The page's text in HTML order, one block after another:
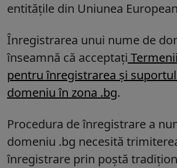
entitățile din Uniunea
Înregistrarea unui nume de
înseamnă că acceptați
pentru înregistrarea și
domeniu în zona .bg.
Procedura de înregistrare a
domeniu .bg necesită
înregistrare prin poștă